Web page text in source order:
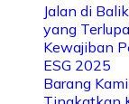
Jalan di
yang
Kewajiban
ESG 2025
Barang